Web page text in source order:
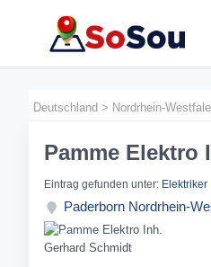
Deutschland > Nordrhein-
Pamme Elektro
Eintrag gefunden unter: Elektriker
Paderborn Nordrhein-